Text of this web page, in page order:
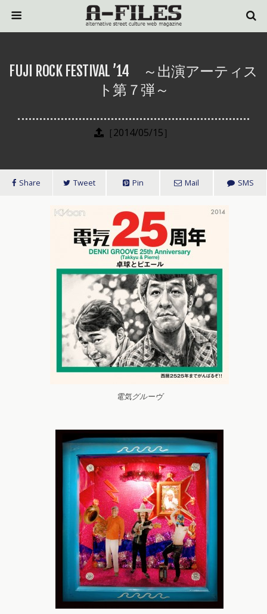
FUJI ROCK FESTIVAL ’14 ～出演アーティス
ト第７弾～
［2014/05/15］
Share Tweet Pin Mail SMS
電気グルーヴ